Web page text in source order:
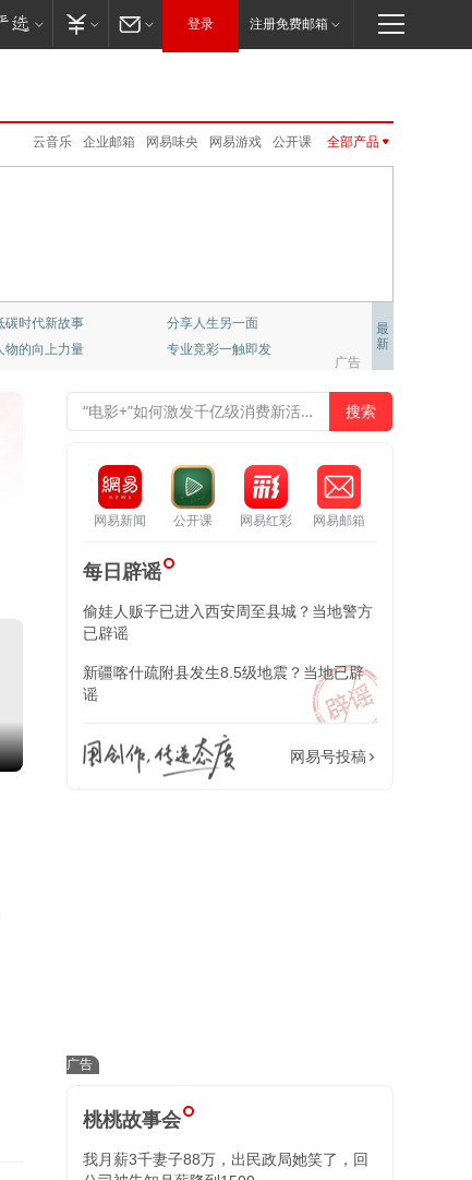
登录 注册免费邮箱
公开课
网易游戏
网易味央
企业邮箱
云音乐
网易亲时光
严选
免费邮
CC语音
LOFTER
全部产品
大话2 梦幻西游手游
大唐无双
率士之滨
哈利波特.魔法觉醒
天下手游
明日之后
逆水寒
最
新
碳时代新故事
物的向上力量
分享人生另一面
专业竞彩一触即发
广告
包上恩穿青花吊带长裙搭蓝色开衫 清新灵动
网易新闻 公开课 网易红彩 网易邮箱
每日辟谣
偷娃人贩子已进入西安周至县城？当地警方
已辟谣
新疆喀什疏附县发生8.5级地震？当地已辟
谣
网易号投稿
桃桃故事会
我月薪3千妻子88万，出民政局她笑了，回